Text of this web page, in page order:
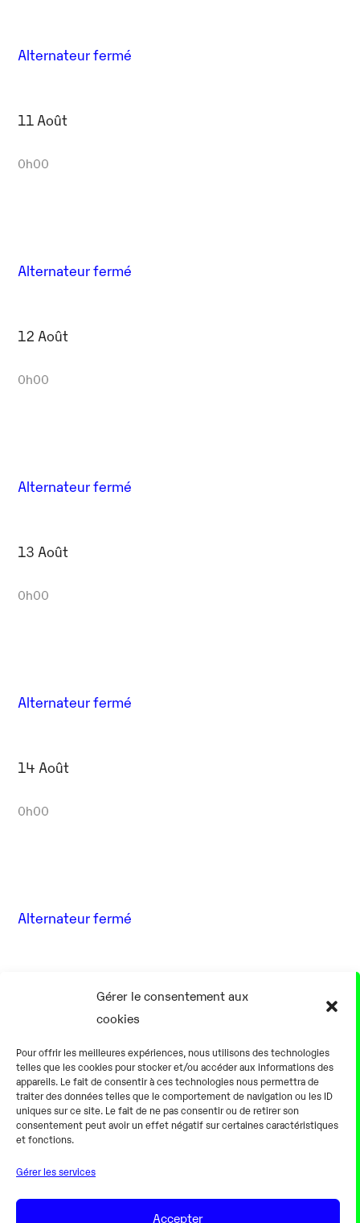
Gérer le consentement aux
cookies
Pour offrir les meilleures expériences, nous utilisons des technologies
telles que les cookies pour stocker et/ou accéder aux informations des
appareils. Le fait de consentir à ces technologies nous permettra de
traiter des données telles que le comportement de navigation ou les ID
uniques sur ce site. Le fait de ne pas consentir ou de retirer son
consentement peut avoir un effet négatif sur certaines caractéristiques
et fonctions.
Gérer les services
Accepter
Alternateur fermé
11 Août
0h00
Alternateur fermé
12 Août
0h00
Alternateur fermé
13 Août
0h00
Alternateur fermé
14 Août
0h00
Alternateur fermé
Alternateur fermé
18 Août